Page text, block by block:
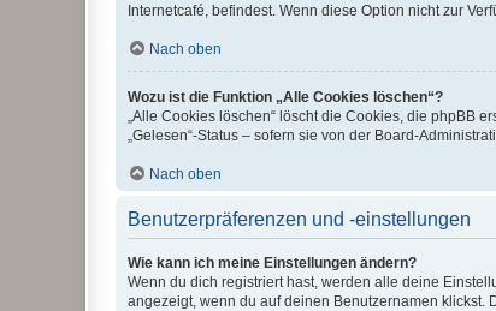
Internetcafé, befindest. Wenn diese Option nicht zur
Nach oben
Wozu ist die Funktion „Alle Cookies löschen“?
„Alle Cookies löschen“ löscht die Cookies, die phpBB
„Gelesen“-Status – sofern sie von der Board-
Nach oben
Benutzerpräferenzen und -einstellungen
Wie kann ich meine Einstellungen ändern?
Wenn du dich registriert hast, werden alle deine
angezeigt, wenn du auf deinen Benutzernamen klickst.